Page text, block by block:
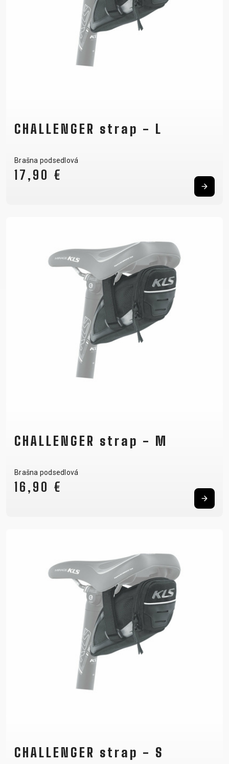
CHALLENGER strap - L
Brašna podsedlová
17,90 €
CHALLENGER strap - M
Brašna podsedlová
16,90 €
CHALLENGER strap - S